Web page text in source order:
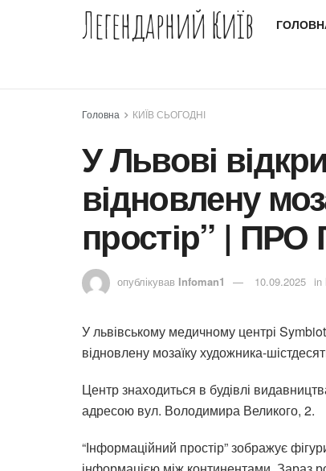
Легендарний Київ
Головна КИЇВ СЬОГОДНІ
У Львові
відновлену
простір” |
опублікував Infoman1 10.09.2025 in
У львівському медичному центрі
відновлену мозаїку художника-
Центр знаходиться в будівлі
адресою вул. Володимира Великого, 2.
“Інформаційний простір” зображує